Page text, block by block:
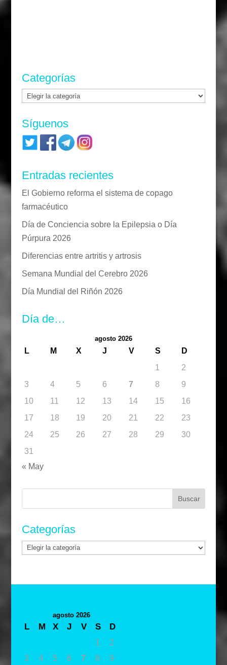
Categorías
Categorías
Síguenos
Entradas recientes
El Gobierno reforma el sistema de copago
farmacéutico
Día de Conciencia sobre la Epilepsia o Día
Púrpura 2026
Diferencias entre artritis y artrosis
Semana Mundial del Cerebro 2026
Día Mundial del Riñón 2026
Día de…
agosto 2026
L M X J V S
D
1
2
3
4 5 6 7 8
9
10
11 12 13 14 15
16
17
18 19 20 21 22
23
24
25 26 27 28 29
30
31
« May
Categorías
Categorías
agosto 2026
L M X J V S
D
1
2
3
4 5 6 7 8 9